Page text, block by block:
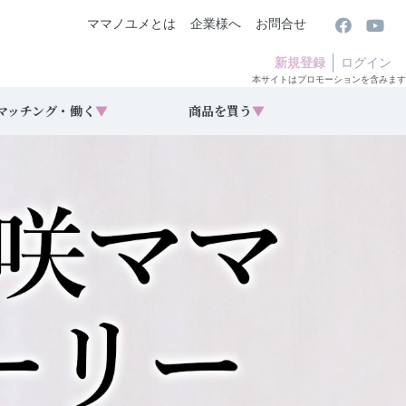
ママノユメとは 企業様へ お問合せ
新規登録 ログイン
本サイトはプロモーションを含みます
ッチング・働く ▼ 商品を買う ▼